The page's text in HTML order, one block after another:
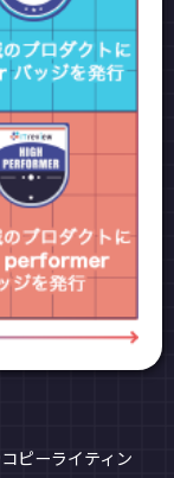
ピーライティン